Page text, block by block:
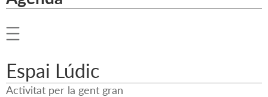
Espai Lúdic
Activitat per la gent gran